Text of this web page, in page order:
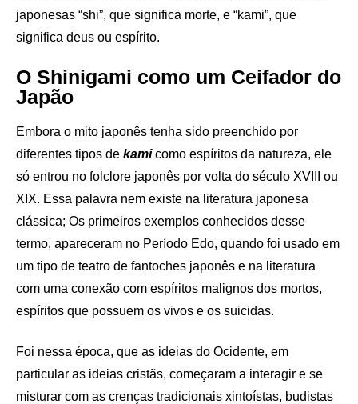
japonesas “shi”, que significa morte, e “kami”, que
significa deus ou espírito.
O Shinigami como um Ceifador do
Japão
Embora o mito japonês tenha sido preenchido por
diferentes tipos de kamicomo espíritos da natureza, ele
só entrou no folclore japonês por volta do século XVIII ou
XIX. Essa palavra nem existe na literatura japonesa
clássica; Os primeiros exemplos conhecidos desse
termo, apareceram no Período Edo, quando foi usado em
um tipo de teatro de fantoches japonês e na literatura
com uma conexão com espíritos malignos dos mortos,
espíritos que possuem os vivos e os suicidas.
Foi nessa época, que as ideias do Ocidente, em
particular as ideias cristãs, começaram a interagir e se
misturar com as crenças tradicionais xintoístas, budistas